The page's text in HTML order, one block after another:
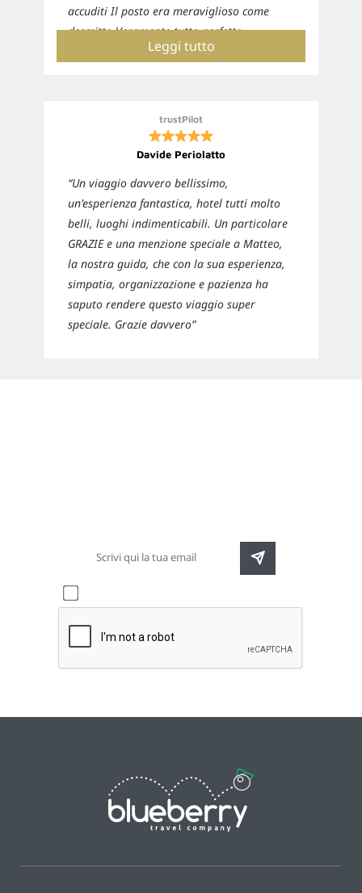
accuditi Il posto era meraviglioso come
descritto Veramente tutto perfetto
Sicuramente ci affideremo nuovamente a
Leggi tutto
trustPilot
Davide Periolatto
“Un viaggio davvero bellissimo,
un'esperienza fantastica, hotel tutti molto
belli, luoghi indimenticabili. Un particolare
GRAZIE e una menzione speciale a Matteo,
la nostra guida, che con la sua esperienza,
simpatia, organizzazione e pazienza ha
saputo rendere questo viaggio super
speciale. Grazie davvero”